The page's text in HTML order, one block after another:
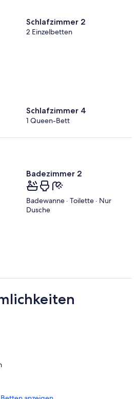
Schlafzimmer 2
2 Einzelbetten
Schlafzimmer 4
1 Queen-Bett
Badezimmer 2
Badewanne · Toilette · Nur
Dusche